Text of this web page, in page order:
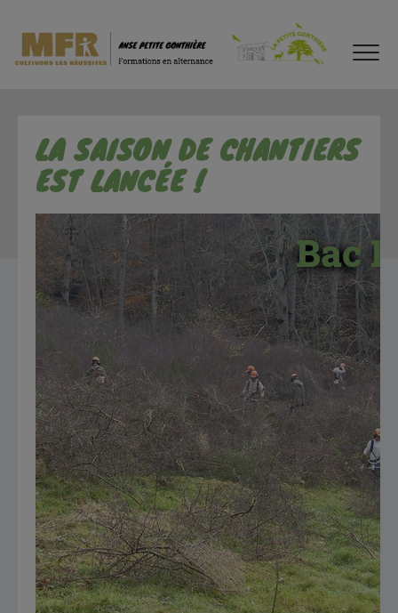
LA SAISON DE CHANTIERS
EST LANCÉE !